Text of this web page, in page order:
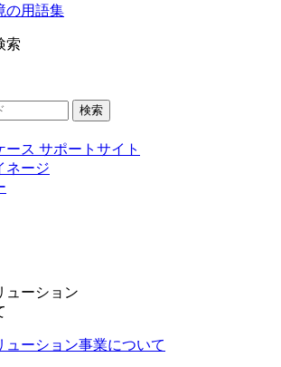
の用語集
索
検索
ース サポートサイト
ネージ
ューション
ューション事業について